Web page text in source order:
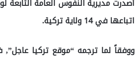
أصدرت مديرية النفوس العامة التابعة
اتباعها في 14 ولاية تركية.